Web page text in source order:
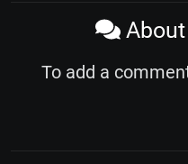
To add a